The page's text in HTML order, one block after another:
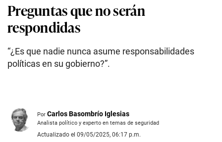
Preguntas que no serán
respondidas
“¿Es que nadie nunca asume responsabilidades
políticas en su gobierno?”.
Por Carlos Basombrío Iglesias
Analista político y experto en temas de seguridad
Actualizado el 09/05/2025, 06:17 p.m.